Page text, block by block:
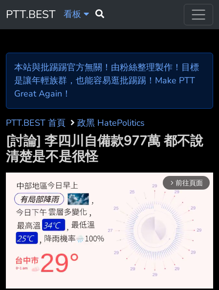
PTT.BEST 看板
本站與批踢踢官方無關！由粉絲整理製作！目標
是讓年輕族群，也能容易逛批踢踢！Make PTT
Great Again！
PTT.BEST 首頁 政黑 HatePolitics
[討論] 李四川自備款977萬 都不說
清楚是不是很怪
arrow_forward_ios 前往頁面